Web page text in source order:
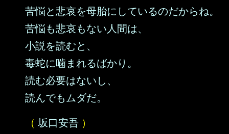
苦悩と悲哀を母胎にしているのだからね。
苦悩も悲哀もない人間は、
小説を読むと、
毒蛇に噛まれるばかり。
読む必要はないし、
読んでもムダだ。
（ 坂口安吾 ）